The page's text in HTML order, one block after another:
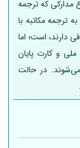
مدارکی که ترجمه
ترجمه مکاتبه با
دارند، است؛ اما
و کارت پایان
در حالت